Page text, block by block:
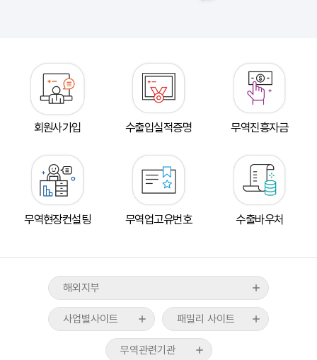
회원사가입 수출입실적증명 무역진흥자금
무역현장컨설팅 무역업고유번호 수출바우처
해외지부
뉴욕지부
워싱턴지부
베이징지부
브뤼셀지부
호치민지부
뉴델리지부
자카르타지부
사업별사이트
tradeKorea
TradePro
KITA멤버십서비스
무역아카데미
국제무역통상연구원
스타트업브랜치
수출입물류포털
패밀리 사이트
WTC Seoul
CALT
COEX
무역관련기관
산업통상부
기획재정부
관세청
외교부
중소벤처기업부
무역위원회